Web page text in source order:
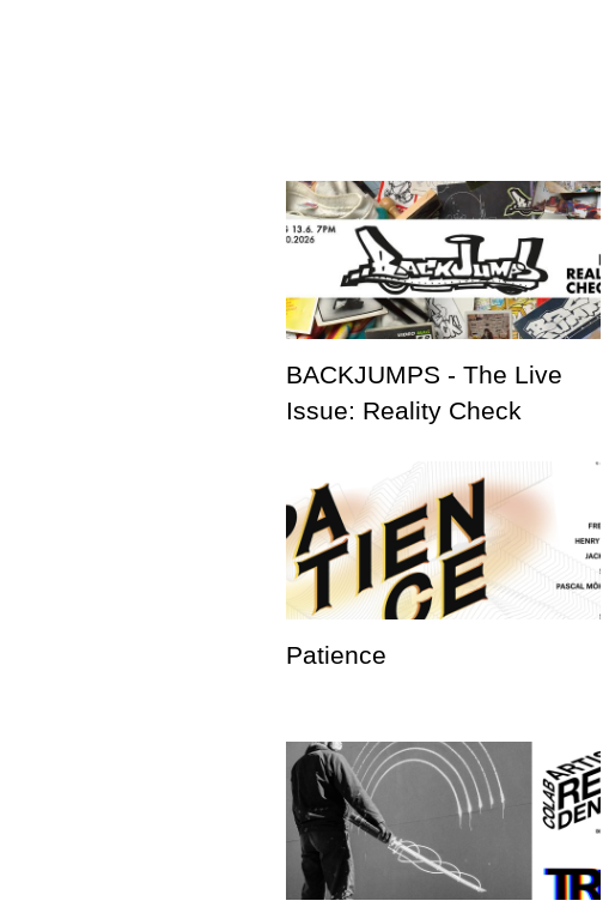
BACKJUMPS - The Live
Issue: Reality Check
Patience